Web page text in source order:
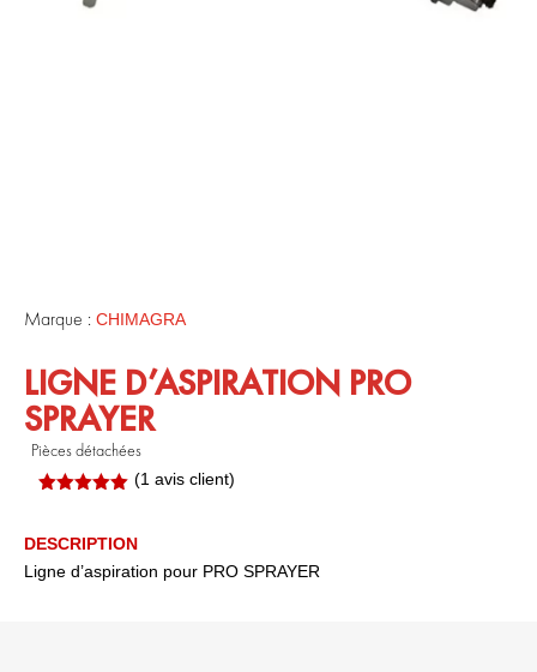
Marque : CHIMAGRA
LIGNE D’ASPIRATION PRO
SPRAYER
Pièces détachées
basé sur
client
(1 avis client)
DESCRIPTION
Ligne d’aspiration pour PRO SPRAYER